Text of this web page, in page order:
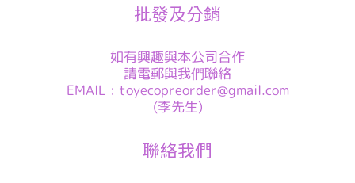
批發及分銷
如有興趣與本公司合作
請電郵與我們聯絡
EMAIL : toyecopreorder@gmail.com
(李先生)
聯絡我們